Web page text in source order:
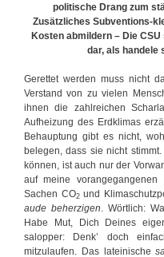
politische Drang zum
Zusätzliches Subventions-
Kosten abmildern – Die
dar, als handele
Gerettet werden muss nicht
Verstand von zu vielen
ihnen die zahlreichen
Aufheizung des Erdklimas
Behauptung gibt es nicht,
belegen, dass sie nicht
können, ist auch nur der
auf meine
Sachen CO2und
aude beherzigen. Wörtlich:
Habe Mut, Dich Deines
salopper: Denk’ doch
mitzulaufen. Das lateinische